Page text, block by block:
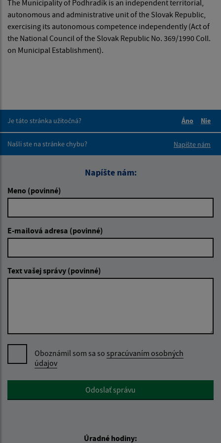
The Municipality of Podhradík is an independent territorial,
autonomous and administrative unit of the Slovak Republic,
exercising its autonomous competence independently (Act of
the National Council of the Slovak Republic No. 369/1990 Coll.
on Municipal Establishment).
Je táto stránka užitočná?
Áno
Nie
Našli ste na stránke chybu?
Napíšte nám
Napíšte nám:
Meno (povinné)
E-mailová adresa (povinné)
Text vašej správy (povinné)
Oboznámil som sa so spracúvaním osobných
údajov
Google reCaptcha ResponseOdoslať správu
Úradné hodiny: